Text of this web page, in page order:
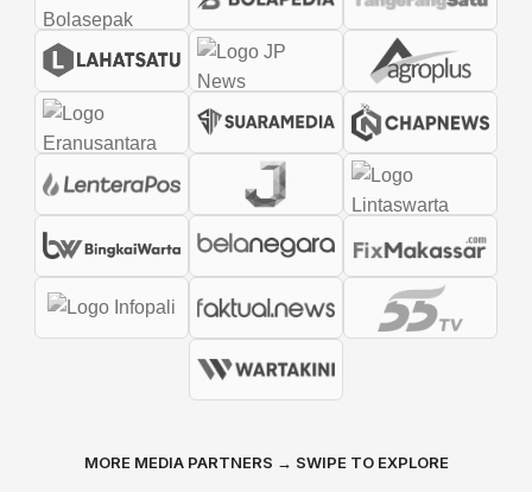
MORE MEDIA PARTNERS → SWIPE TO EXPLORE